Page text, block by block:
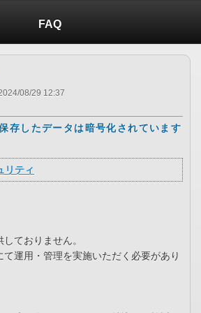
FAQ
08/29 12:37
存したデータは暗号化されています
リティ
ておりません。
運用・管理を実施いただく必要があり